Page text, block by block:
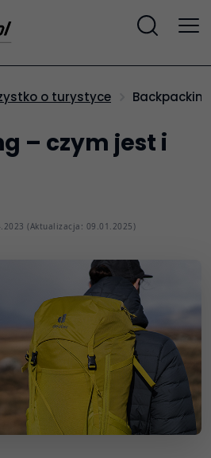
o turystyce
– czym jest i
(Aktualizacja: 09.01.2025)